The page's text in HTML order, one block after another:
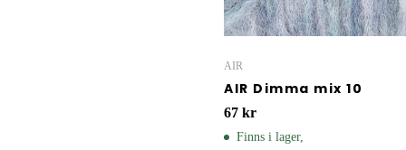
AIR
AIR Dimma mix 10
67 kr
Finns i lager,